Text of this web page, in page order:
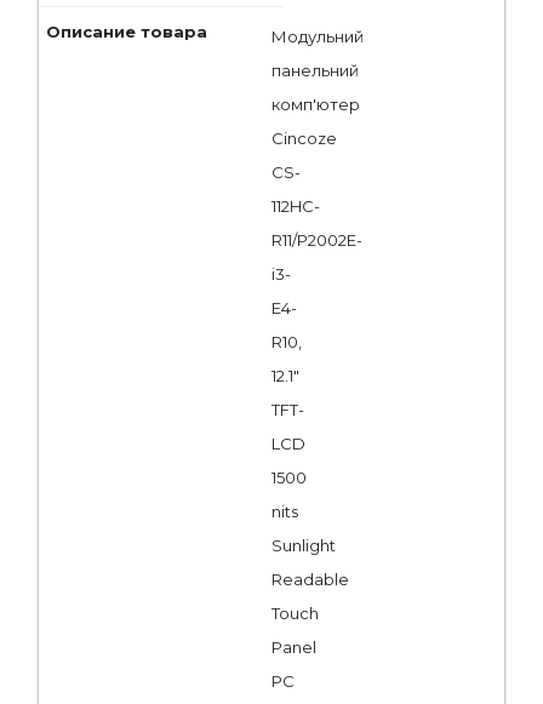
Модульний
панельний
комп'ютер
Cincoze
CS-
112HC-
R11/P2002E-
i3-
E4-
R10,
12.1"
TFT-
LCD
1500
nits
Sunlight
Readable
Touch
Panel
PC